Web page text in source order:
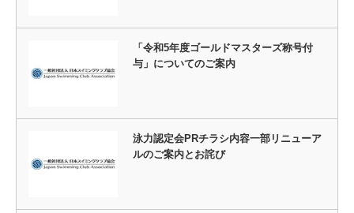
「令和5年度ゴールドマスターズ称号付
与」についてのご案内
泳力認定会PRチラシ内容一部リニューア
ルのご案内とお詫び